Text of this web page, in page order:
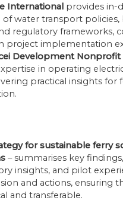
Internationalprovides in-
water transport policies,
regulatory frameworks,
project implementation
Development Nonprofit
in operating
practical insights for
for sustainable ferry
– summarises key
insights, and pilot
and actions, ensuring
and transferable.